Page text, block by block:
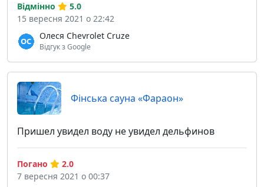
Олеся Chevrolet Cruze
Відгук з Google
Відмінно
5.0
15 вересня 2021 о 22:42
Фінська сауна «Фараон»
Пришел увидел воду не увидел дельфинов
Погано
2.0
7 вересня 2021 о 00:37